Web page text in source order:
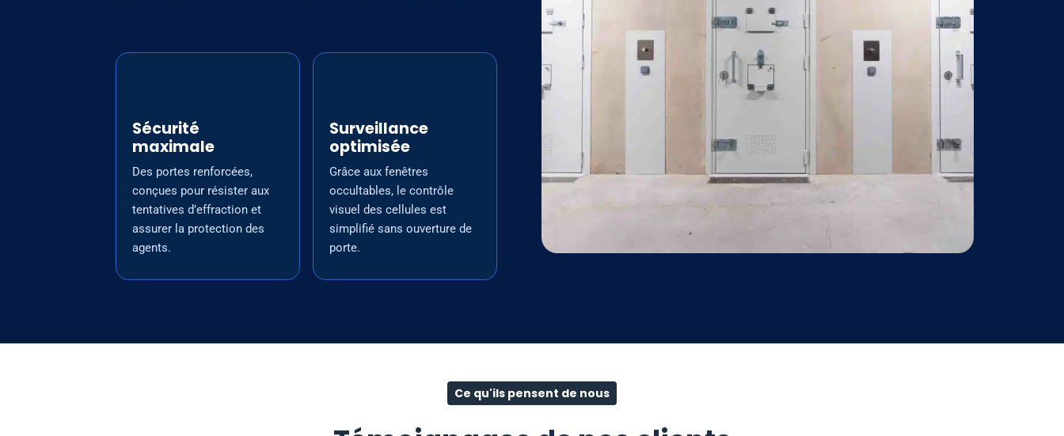
Sécurité
maximale
Des portes renforcées,
conçues pour résister aux
tentatives d’effraction et
assurer la protection des
agents.
Surveillance
optimisée
Grâce aux fenêtres
occultables, le contrôle
visuel des cellules est
simplifié sans ouverture de
porte.
Ce qu'ils pensent de nous